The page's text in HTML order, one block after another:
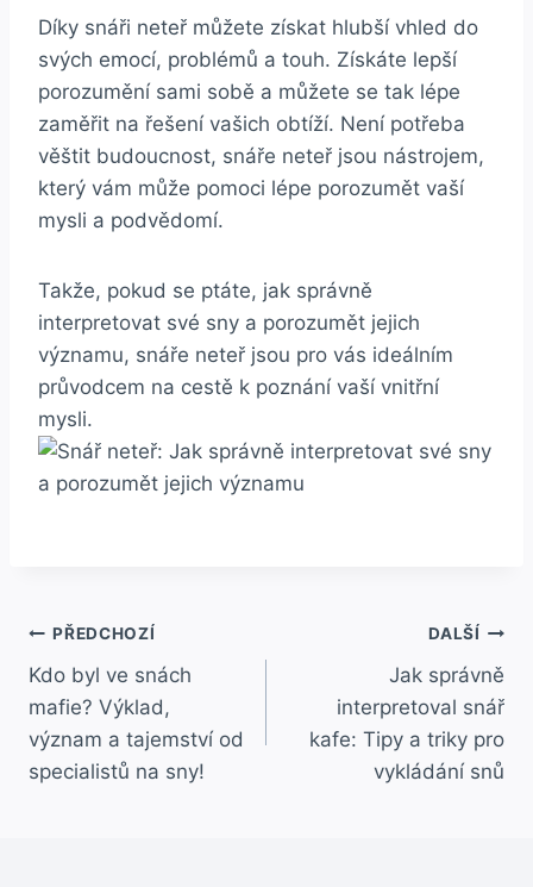
Díky snáři neteř můžete získat hlubší vhled do
svých emocí, problémů a touh. Získáte lepší
porozumění sami sobě a můžete se tak lépe
zaměřit na řešení vašich obtíží. Není potřeba
věštit budoucnost, snáře neteř jsou nástrojem,
který vám může pomoci lépe porozumět vaší
mysli a podvědomí.
Takže, pokud se ptáte, jak správně
interpretovat své sny a porozumět jejich
významu, snáře neteř jsou pro vás ideálním
průvodcem na cestě k poznání vaší vnitřní
mysli.
Navigace
pro
příspěvek
PŘEDCHOZÍ
Kdo byl ve snách
mafie? Výklad,
význam a tajemství od
specialistů na sny!
DALŠÍ
Jak správně
interpretoval snář
kafe: Tipy a triky pro
vykládání snů